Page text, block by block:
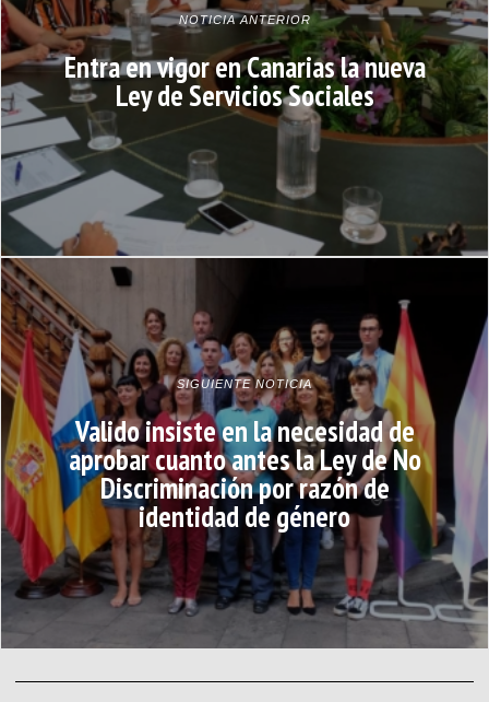
NOTICIA ANTERIOR
Entra en vigor en Canarias la nueva
Ley de Servicios Sociales
SIGUIENTE NOTICIA
Valido insiste en la necesidad de
aprobar cuanto antes la Ley de No
Discriminación por razón de
identidad de género